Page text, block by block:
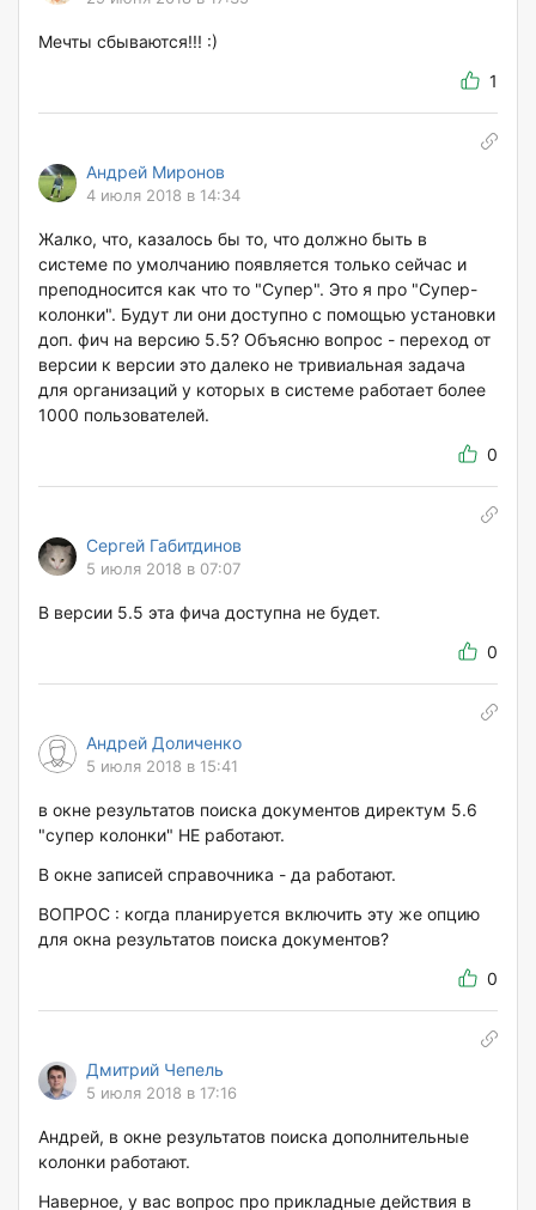
Мечты сбываются!!! :)
1
Андрей Миронов
4 июля 2018 в 14:34
Жалко, что, казалось бы то, что должно быть в
системе по умолчанию появляется только сейчас и
преподносится как что то "Супер". Это я про "Супер-
колонки". Будут ли они доступно с помощью установки
доп. фич на версию 5.5? Объясню вопрос - переход от
версии к версии это далеко не тривиальная задача
для организаций у которых в системе работает более
1000 пользователей.
0
Сергей Габитдинов
5 июля 2018 в 07:07
В версии 5.5 эта фича доступна не будет.
0
Андрей Доличенко
5 июля 2018 в 15:41
в окне результатов поиска документов директум 5.6
"супер колонки" НЕ работают.
В окне записей справочника - да работают.
ВОПРОС : когда планируется включить эту же опцию
для окна результатов поиска документов?
0
Дмитрий Чепель
5 июля 2018 в 17:16
Андрей, в окне результатов поиска дополнительные
колонки работают.
Наверное, у вас вопрос про прикладные действия в